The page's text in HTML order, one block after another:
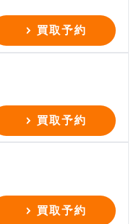
買取予約
買取予約
買取予約